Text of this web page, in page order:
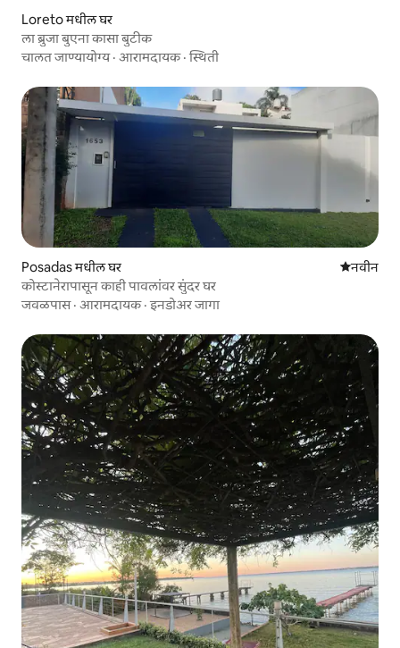
Loreto मधील घर
ला ब्रुजा बुएना कासा बुटीक
चालत जाण्यायोग्य· आरामदायक·स्थिती
Posadas मधील घर नवीननवीन
कोस्टानेरापासून काही पावलांवर सुंदर घर
जवळपास· आरामदायक·इनडोअर जागा